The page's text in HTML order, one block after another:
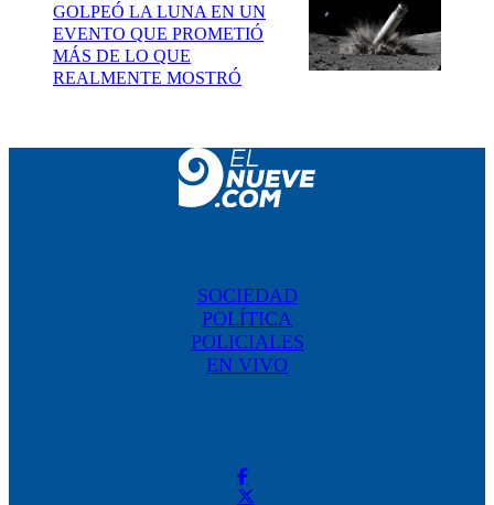
GOLPEÓ LA LUNA EN UN
EVENTO QUE PROMETIÓ
MÁS DE LO QUE
REALMENTE MOSTRÓ
SOCIEDAD
POLÍTICA
POLICIALES
EN VIVO